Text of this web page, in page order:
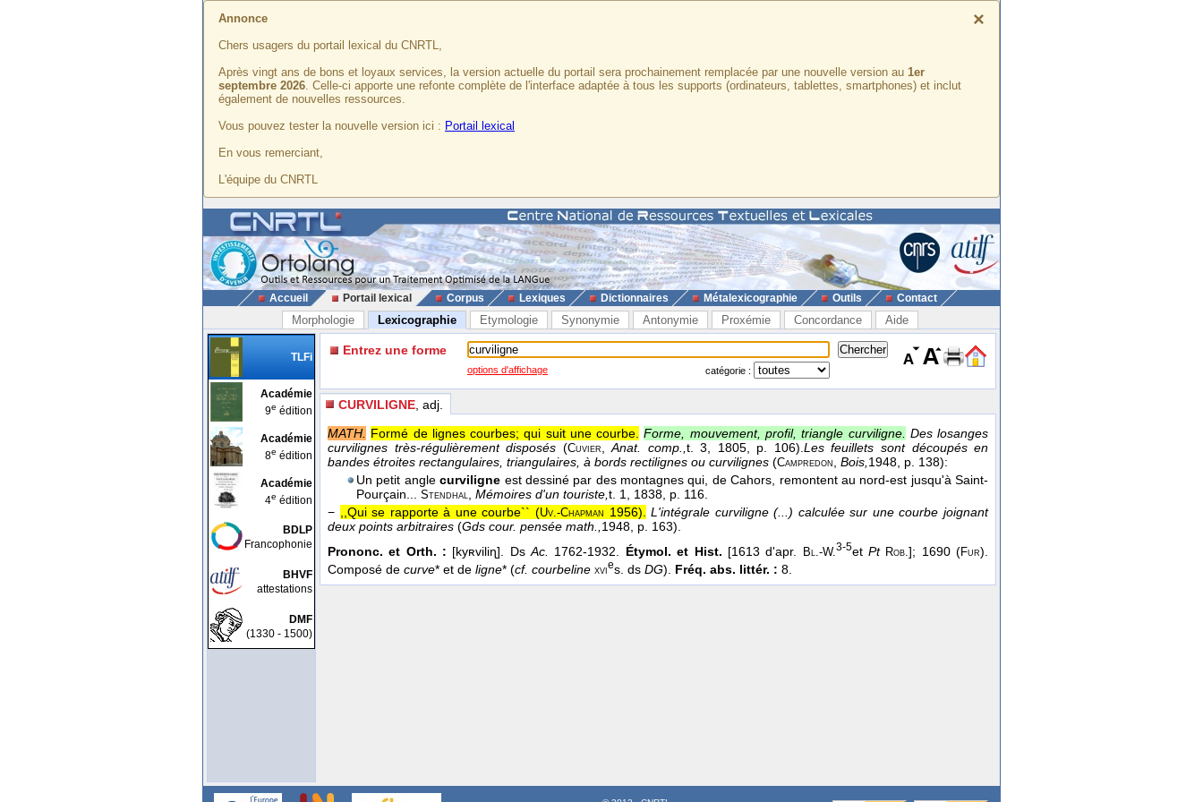
×
Annonce
Chers usagers du portail lexical du CNRTL,
Après vingt ans de bons et loyaux services, la version actuelle du portail sera prochainement remplacée par une nouvelle version au 1er
septembre 2026. Celle-ci apporte une refonte complète de l'interface adaptée à tous les supports (ordinateurs, tablettes, smartphones) et inclut
également de nouvelles ressources.
Vous pouvez tester la nouvelle version ici : Portail lexical
En vous remerciant,
L'équipe du CNRTL
Accueil Portail lexical Corpus Lexiques Dictionnaires Métalexicographie Outils Contact
Morphologie Lexicographie Etymologie Synonymie Antonymie Proxémie Concordance Aide
TLFi
Académie
9e édition
Académie
8e édition
Académie
4e édition
BDLP
Francophonie
BHVF
attestations
DMF
(1330 - 1500)
Entrez une forme
options d'affichage catégorie :
CURVILIGNE , adj.
MATH. Formé de lignes courbes; qui suit une courbe. Forme, mouvement, profil, triangle curviligne. Des losanges
curvilignes très-régulièrement disposés (Cuvier,Anat. comp.,t. 3, 1805, p. 106).Les feuillets sont découpés en
bandes étroites rectangulaires, triangulaires, à bords rectilignes ou curvilignes (Campredon, Bois,1948, p. 138):
Un petit anglecurviligne est dessiné par des montagnes qui, de Cahors, remontent au nord-est jusqu'à Saint-
Pourçain... Stendhal, Mémoires d'un touriste,t. 1, 1838, p. 116.
− ,,Qui se rapporte à une courbe`` (Uv.-Chapman 1956). L'intégrale curviligne (...) calculée sur une courbe joignant
deux points arbitraires (Gds cour. pensée math.,1948, p. 163).
Prononc. et Orth. : [kyʀviliɳ]. DsAc. 1762-1932. Étymol. et Hist. [1613 d'apr. Bl.-W.3-5et Pt Rob.]; 1690 (Fur).
Composé de curve* et de ligne* (cf. courbeline xvies. ds DG). Fréq. abs. littér. : 8.